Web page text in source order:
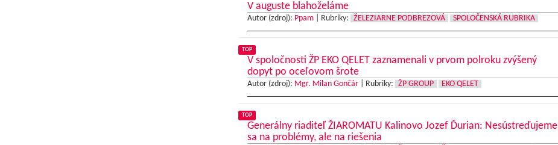
V auguste blahoželáme
Autor (zdroj): Ppam| Rubriky: ŽELEZIARNE PODBREZOVÁ SPOLOČENSKÁ RUBRIKA
TOP
V spoločnosti ŽP EKO QELET zaznamenali v prvom polroku zvýšený
dopyt po oceľovom šrote
Autor (zdroj): Mgr. Milan Gončár| Rubriky: ŽP GROUP EKO QELET
TOP
Generálny riaditeľ ŽIAROMATU Kalinovo Jozef Ďurian: Nesústreďujeme
sa na problémy, ale na riešenia